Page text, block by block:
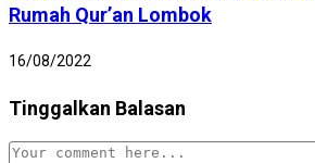
Rumah Qur’an Lombok
16/08/2022
Tinggalkan Balasan
Comment